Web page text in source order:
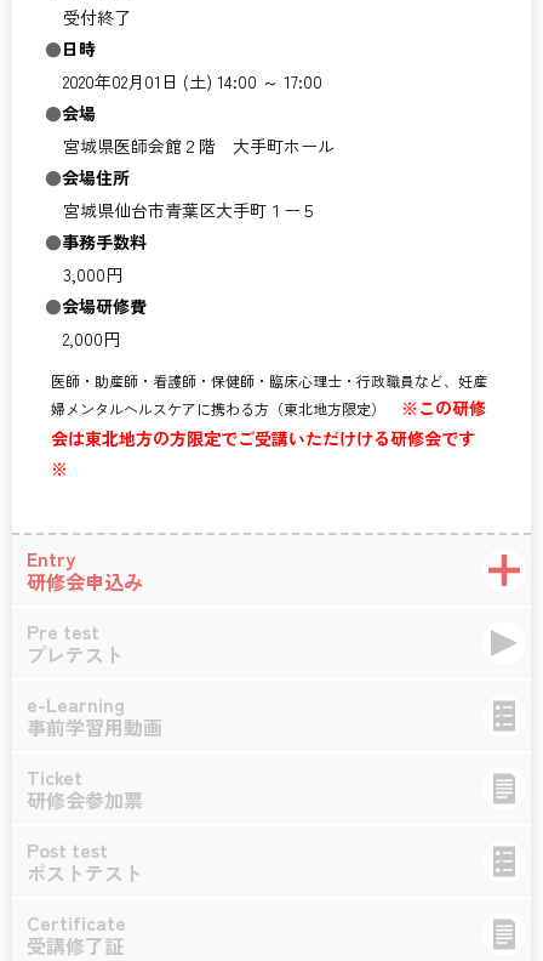
受付終了
日時
2020年02月01日 (土) 14:00 ～ 17:00
会場
宮城県医師会館２階 大手町ホール
会場住所
宮城県仙台市青葉区大手町１ー５
事務手数料
3,000円
会場研修費
2,000円
医師・助産師・看護師・保健師・臨床心理士・行政職員など、妊産
婦メンタルヘルスケアに携わる方（東北地方限定）
※この研修
会は東北地方の方限定でご受講いただけける研修会です
※
Entry
研修会申込み
Pre test
プレテスト
e-Learning
事前学習用動画
Ticket
研修会参加票
Post test
ポストテスト
Certificate
受講修了証